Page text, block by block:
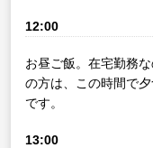
12:00
お昼ご飯。在宅勤務
の方は、この時間で
です。
13:00